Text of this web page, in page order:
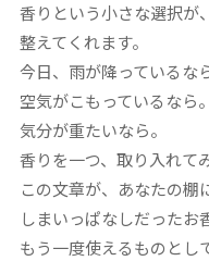
香りという小さな選択が
整えてくれます。
今日、雨が降っているな
空気がこもっているなら。
気分が重たいなら。
香りを一つ、取り入れて
この文章が、あなたの棚
しまいっぱなしだったお
もう一度使えるものとし